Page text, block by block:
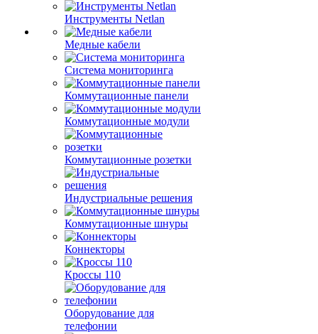
Инструменты Netlan
Медные кабели
Система мониторинга
Коммутационные панели
Коммутационные модули
Коммутационные розетки
Индустриальные решения
Коммутационные шнуры
Коннекторы
Кроссы 110
Оборудование для
телефонии